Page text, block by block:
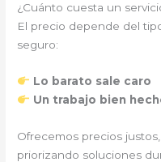
¿Cuánto cuesta un
El precio depende del
seguro:
Lo barato sale caro
Un trabajo bien
Ofrecemos precios
priorizando soluciones